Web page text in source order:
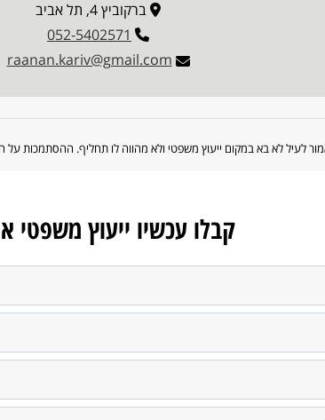
ברקוביץ 4, תל אביב
052-5402571
raanan.kariv@gmail.com
לעיל לא בא במקום ייעוץ משפטי ולא מהווה לו תחליף. ההסתמכות
קבלו עכשיו ייעוץ משפטי